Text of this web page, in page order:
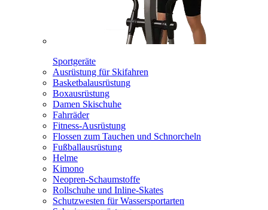
Sportgeräte
Ausrüstung für Skifahren
Basketbalausrüstung
Boxausrüstung
Damen Skischuhe
Fahrräder
Fitness-Ausrüstung
Flossen zum Tauchen und Schnorcheln
Fußballausrüstung
Helme
Kimono
Neopren-Schaumstoffe
Rollschuhe und Inline-Skates
Schutzwesten für Wassersportarten